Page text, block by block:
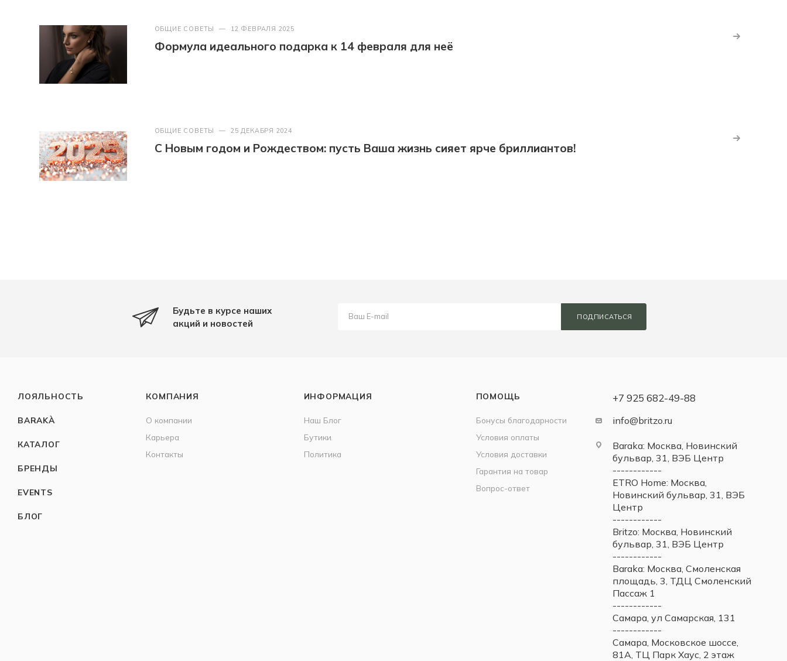
ОБЩИЕ СОВЕТЫ — 12 ФЕВРАЛЯ 2025
Формула идеального подарка к 14 февраля для неё
ОБЩИЕ СОВЕТЫ — 25 ДЕКАБРЯ 2024
С Новым годом и Рождеством: пусть Ваша жизнь сияет ярче бриллиантов!
Будьте в курсе наших
акций и новостей
ПОДПИСАТЬСЯ
ЛОЯЛЬНОСТЬ
BARAKÀ
КАТАЛОГ
БРЕНДЫ
EVENTS
БЛОГ
КОМПАНИЯ
О компании
Карьера
Контакты
ИНФОРМАЦИЯ
Наш Блог
Бутики
Политика
ПОМОЩЬ
Бонусы благодарности
Условия оплаты
Условия доставки
Гарантия на товар
Вопрос-ответ
+7 925 682-49-88
info@britzo.ru
Baraka: Москва, Новинский
бульвар, 31, ВЭБ Центр
------------
ETRO Home: Москва,
Новинский бульвар, 31, ВЭБ
Центр
------------
Britzo: Москва, Новинский
бульвар, 31, ВЭБ Центр
------------
Baraka: Москва, Смоленская
площадь, 3, ТДЦ Смоленский
Пассаж 1
------------
Самара, ул Самарская, 131
------------
Самара, Московское шоссе,
81А, ТЦ Парк Хаус, 2 этаж